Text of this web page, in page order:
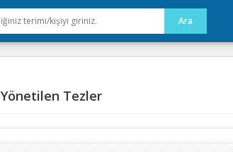
Yönetilen Tezler